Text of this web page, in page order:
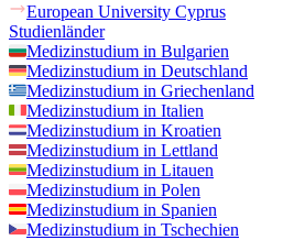
European University Cyprus
Studienländer
Medizinstudium in Bulgarien
Medizinstudium in Deutschland
Medizinstudium in Griechenland
Medizinstudium in Italien
Medizinstudium in Kroatien
Medizinstudium in Lettland
Medizinstudium in Litauen
Medizinstudium in Polen
Medizinstudium in Spanien
Medizinstudium in Tschechien